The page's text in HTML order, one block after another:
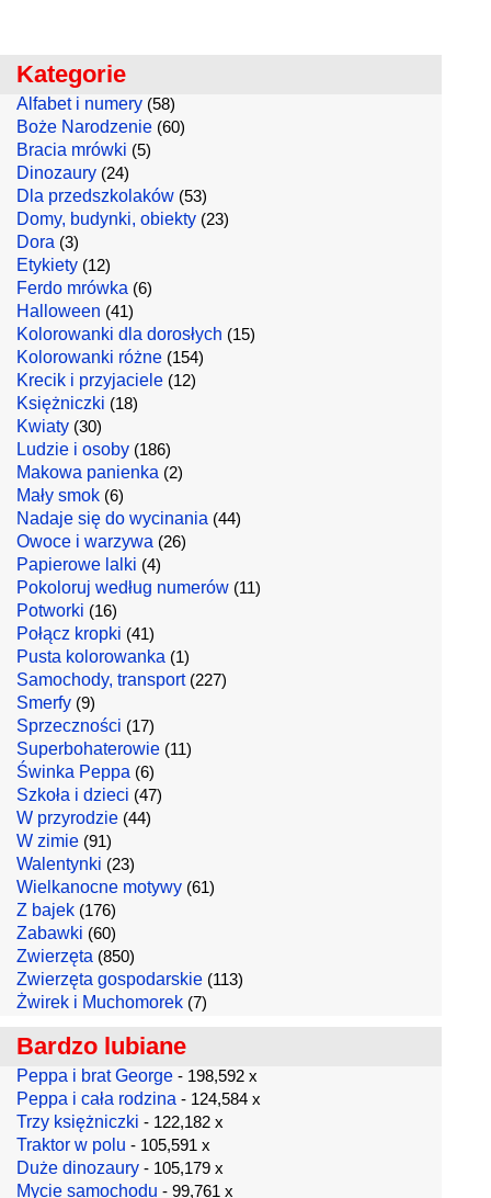
Kategorie
Alfabet i numery (58)
Boże Narodzenie (60)
Bracia mrówki (5)
Dinozaury (24)
Dla przedszkolaków (53)
Domy, budynki, obiekty (23)
Dora (3)
Etykiety (12)
Ferdo mrówka (6)
Halloween (41)
Kolorowanki dla dorosłych (15)
Kolorowanki różne (154)
Krecik i przyjaciele (12)
Księżniczki (18)
Kwiaty (30)
Ludzie i osoby (186)
Makowa panienka (2)
Mały smok (6)
Nadaje się do wycinania (44)
Owoce i warzywa (26)
Papierowe lalki (4)
Pokoloruj według numerów (11)
Potworki (16)
Połącz kropki (41)
Pusta kolorowanka (1)
Samochody, transport(227)
Smerfy (9)
Sprzeczności (17)
Superbohaterowie (11)
Świnka Peppa (6)
Szkoła i dzieci (47)
W przyrodzie (44)
W zimie (91)
Walentynki (23)
Wielkanocne motywy (61)
Z bajek (176)
Zabawki (60)
Zwierzęta (850)
Zwierzęta gospodarskie (113)
Żwirek i Muchomorek (7)
Bardzo lubiane
Peppa i brat George - 198,592 x
Peppa i cała rodzina - 124,584 x
Trzy księżniczki - 122,182 x
Traktor w polu - 105,591 x
Duże dinozaury - 105,179 x
Mycie samochodu - 99,761 x